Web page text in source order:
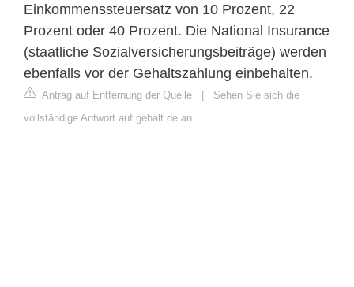
Einkommenssteuersatz von 10 Prozent, 22
Prozent oder 40 Prozent. Die National Insurance
(staatliche Sozialversicherungsbeiträge) werden
ebenfalls vor der Gehaltszahlung einbehalten.
Antrag auf Entfernung der Quelle | Sehen Sie sich die
vollständige Antwort auf gehalt.de an